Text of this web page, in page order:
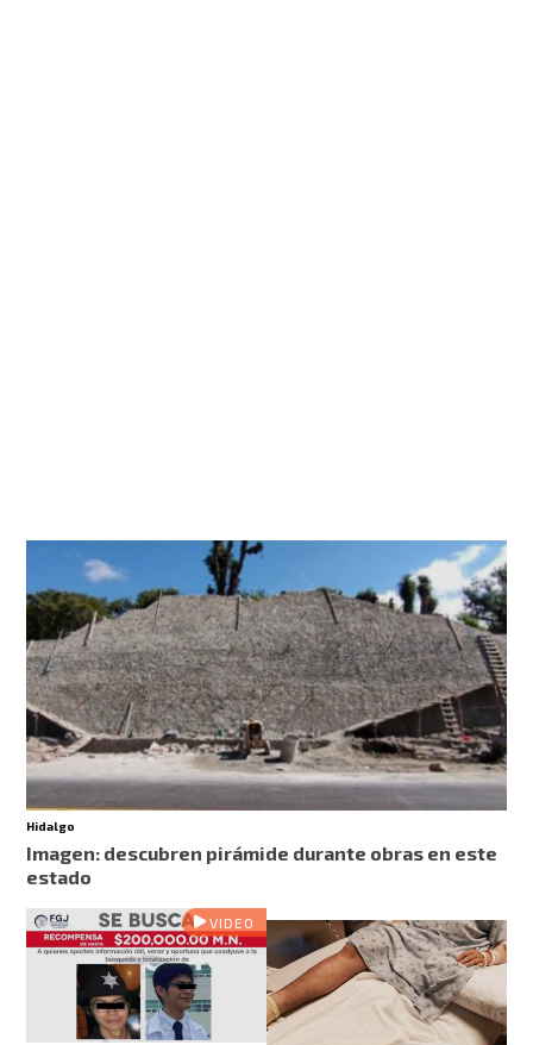
Hidalgo
Imagen: descubren pirámide durante obras en este
estado
VIDEO